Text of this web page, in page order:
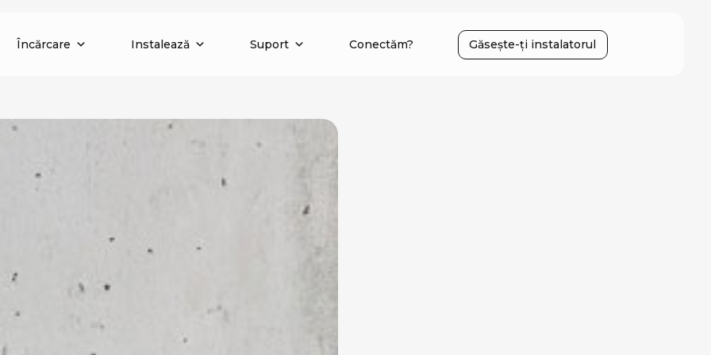
Încărcare Instalează Suport Conectăm? Găsește-ți instalatorul